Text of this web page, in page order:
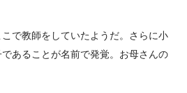
で教師をしていたようだ。さらに小
あることが名前で発覚。お母さんの